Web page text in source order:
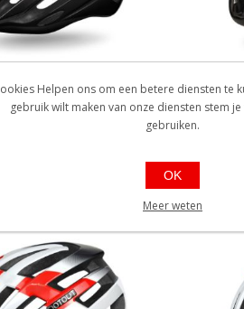
Targa Shiny Black-
Grey / 59-62
Minder dan 5 stuks
Dotout
EAN:
Helpen ons om een betere diensten te
gebruik wilt maken van onze diensten stem
gebruiken.
OK
Meer weten